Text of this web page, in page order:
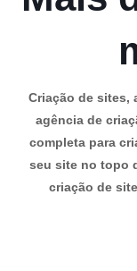
Criação de sites,
agência de
completa para
seu site no topo
criação de